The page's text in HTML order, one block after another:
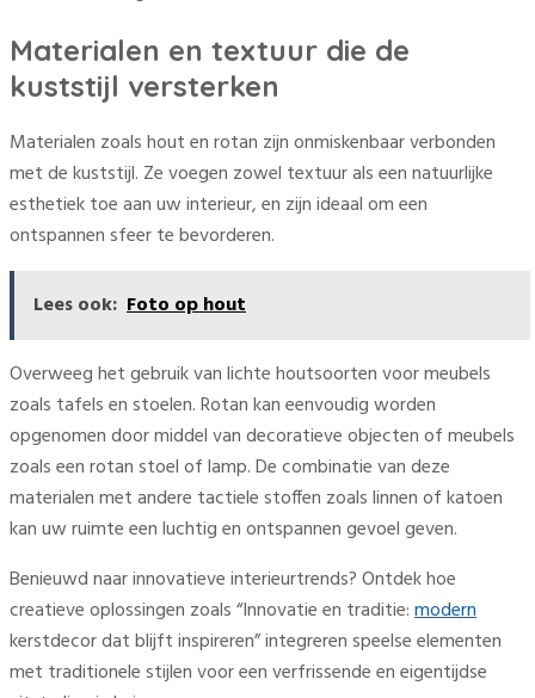
Materialen en textuur die de
kuststijl versterken
Materialen zoals hout en rotan zijn onmiskenbaar verbonden
met de kuststijl. Ze voegen zowel textuur als een natuurlijke
esthetiek toe aan uw interieur, en zijn ideaal om een
ontspannen sfeer te bevorderen.
Lees ook: Foto op hout
Overweeg het gebruik van lichte houtsoorten voor meubels
zoals tafels en stoelen. Rotan kan eenvoudig worden
opgenomen door middel van decoratieve objecten of meubels
zoals een rotan stoel of lamp. De combinatie van deze
materialen met andere tactiele stoffen zoals linnen of katoen
kan uw ruimte een luchtig en ontspannen gevoel geven.
Benieuwd naar innovatieve interieurtrends? Ontdek hoe
creatieve oplossingen zoals “Innovatie en traditie:modern
kerstdecor dat blijft inspireren” integreren speelse elementen
met traditionele stijlen voor een verfrissende en eigentijdse